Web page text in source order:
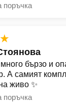
поръчка
бързо и
А самият
живо ✨
поръчка